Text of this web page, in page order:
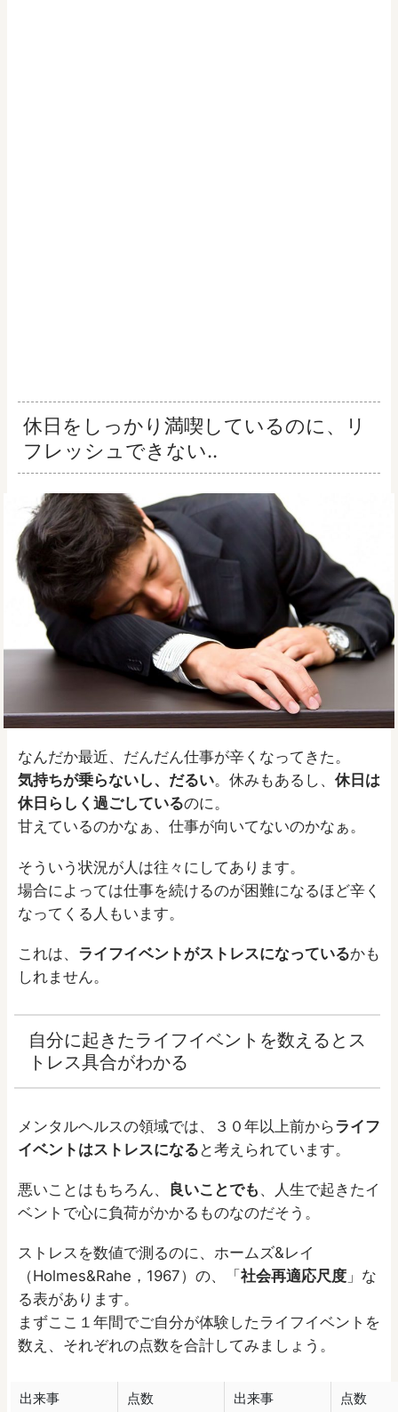
休日をしっかり満喫しているのに、リ
フレッシュできない..
なんだか最近、だんだん仕事が辛くなってきた。
気持ちが乗らないし、だるい。休みもあるし、 休日は
休日らしく過ごしているのに。
甘えているのかなぁ、仕事が向いてないのかなぁ。
そういう状況が人は往々にしてあります。
場合によっては仕事を続けるのが困難になるほど辛く
なってくる人もいます。
これは、 ライフイベントがストレスになっているかも
しれません。
自分に起きたライフイベントを数えるとス
トレス具合がわかる
メンタルヘルスの領域では、３０年以上前からライフ
イベントはストレスになる と考えられています。
悪いことはもちろん、 良いことでも 、人生で起きたイ
ベントで心に負荷がかかるものなのだそう。
ストレスを数値で測るのに、ホームズ&レイ
（Holmes&Rahe，1967）の、「 社会再適応尺度 」な
る表があります。
まずここ１年間でご自分が体験したライフイベントを
数え、それぞれの点数を合計してみましょう。
出来事 点数 出来事 点数